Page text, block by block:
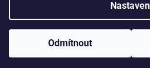
Odmítnout
Vytvořil
Copyright 2026Shop ProTibet .